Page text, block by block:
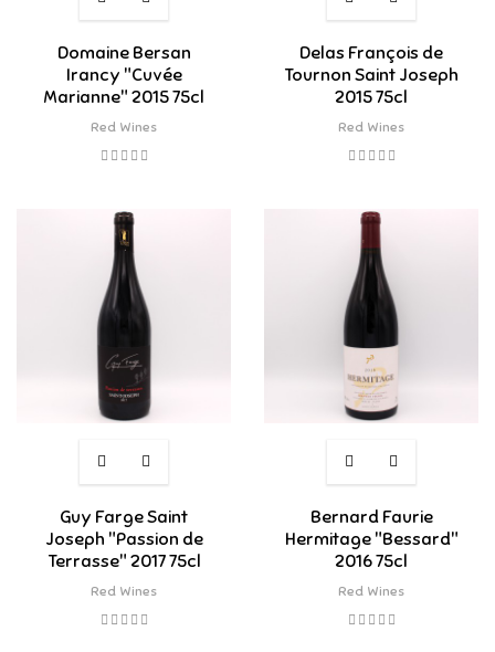
Domaine Bersan
Irancy "Cuvée
Marianne" 2015 75cl
Red Wines
Delas François de
Tournon Saint Joseph
2015 75cl
Red Wines
Guy Farge Saint
Joseph "Passion de
Terrasse" 2017 75cl
Red Wines
Bernard Faurie
Hermitage "Bessard"
2016 75cl
Red Wines